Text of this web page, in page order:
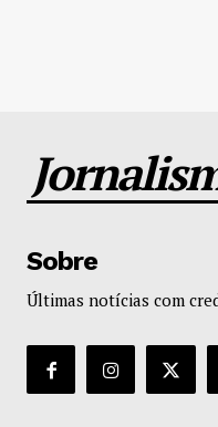
Sobre
Últimas notícias com